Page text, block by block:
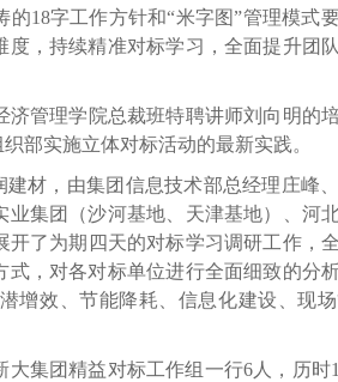
字工作方针和“米字图”管理模式
，持续精准对标学习，全面提升团
管理学院总裁班特聘讲师刘向明的
部实施立体对标活动的最新实践。
材，由集团信息技术部总经理庄峰
集团（沙河基地、天津基地）、河
开了为期四天的对标学习调研工作
，对各对标单位进行全面细致的分
增效、节能降耗、信息化建设、现
团精益对标工作组一行6人，历时